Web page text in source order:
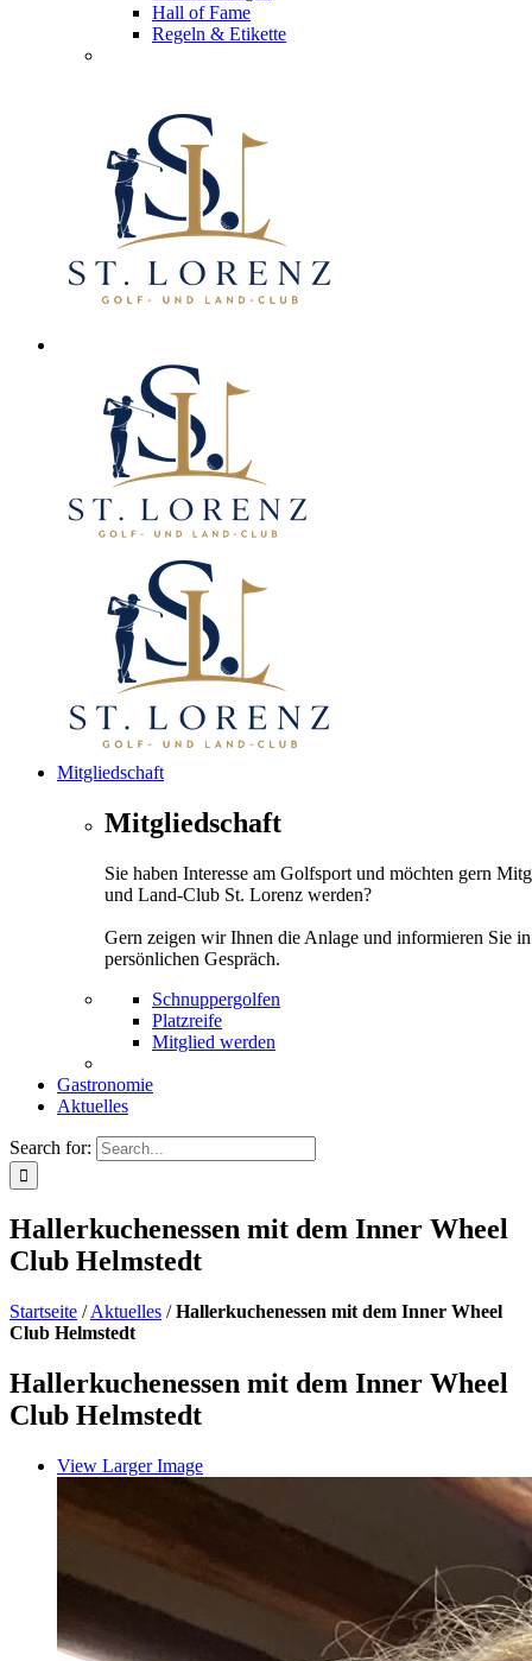
Hall of Fame
Regeln & Etikette
Mitgliedschaft
Mitgliedschaft
Sie haben Interesse am Golfsport und möchten gern
und Land-Club St. Lorenz werden?
Gern zeigen wir Ihnen die Anlage und informieren Sie
persönlichen Gespräch.
Schnuppergolfen
Platzreife
Mitglied werden
Gastronomie
Aktuelles
Search for:
Hallerkuchenessen mit dem Inner Wheel
Club Helmstedt
Startseite /Aktuelles /Hallerkuchenessen mit dem Inner Wheel
Club Helmstedt
Hallerkuchenessen mit dem Inner Wheel
Club Helmstedt
View Larger Image